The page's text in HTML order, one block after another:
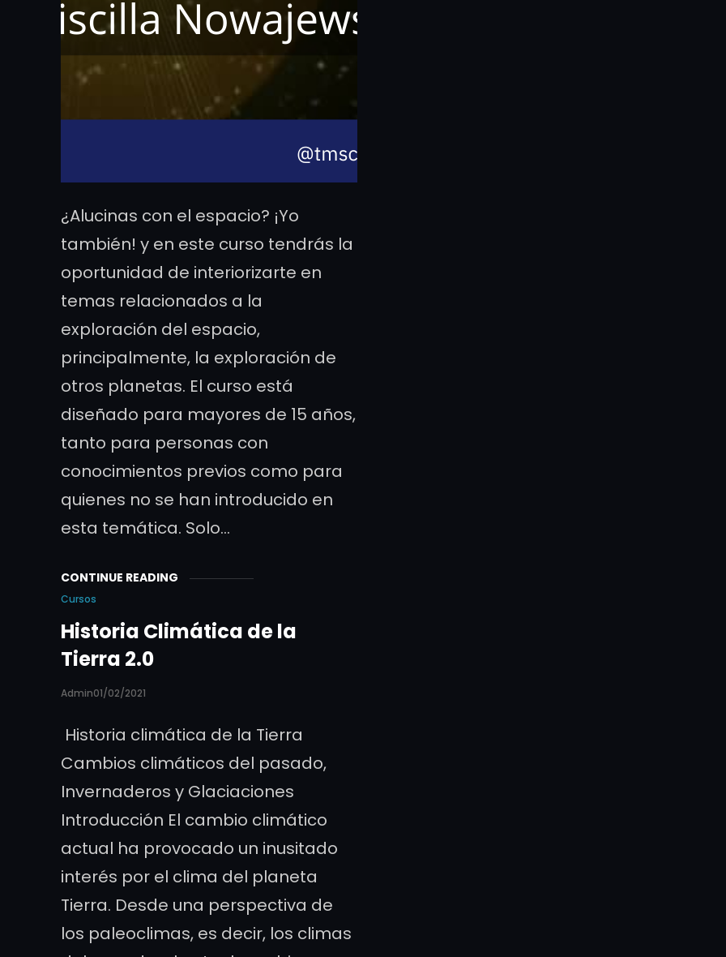
¿Alucinas con el espacio? ¡Yo
también! y en este curso tendrás la
oportunidad de interiorizarte en
temas relacionados a la
exploración del espacio,
principalmente, la exploración de
otros planetas. El curso está
diseñado para mayores de 15 años,
tanto para personas con
conocimientos previos como para
quienes no se han introducido en
esta temática. Solo…
CONTINUE READING
Cursos
Historia Climática de la
Tierra 2.0
Admin01/02/2021
Historia climática de la Tierra
Cambios climáticos del pasado,
Invernaderos y Glaciaciones
Introducción El cambio climático
actual ha provocado un inusitado
interés por el clima del planeta
Tierra. Desde una perspectiva de
los paleoclimas, es decir, los climas